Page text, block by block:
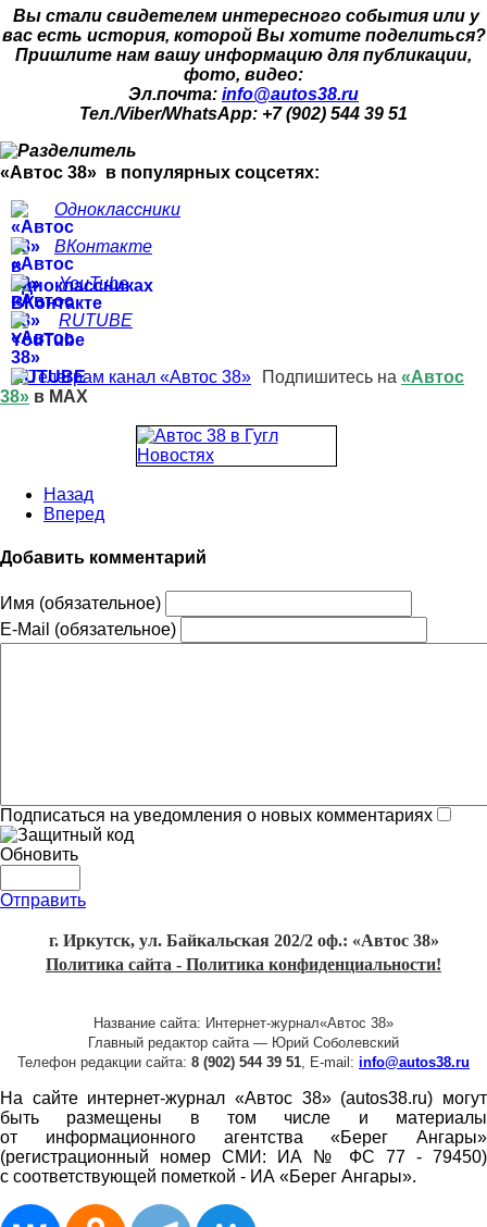
Вы стали свидетелем интересного события или у
вас есть история, которой Вы хотите поделиться?
Пришлите нам вашу информацию для публикации,
фото, видео:
Эл.почта: info@autos38.ru
Тел./Viber/WhatsApp: +7 (902) 544 39 51
«Автос 38» в популярных соцсетях:
Одноклассники
ВКонтакте
YouTube
RUTUBE
Подпишитесь на «Автос
38» в MAX
Назад
Вперед
Добавить комментарий
Имя (обязательное)
E-Mail (обязательное)
Подписаться на уведомления о новых комментариях
Обновить
Отправить
г. Иркутск, ул. Байкальская 202/2 оф.: «Автос 38»
Политика сайта - Политика конфиденциальности!
Название сайта: Интернет-журнал«Автос 38»
Главный редактор сайта — Юрий Соболевский
Телефон редакции сайта: 8 (902) 544 39 51 , E-mail: info@autos38.ru
На сайте интернет-журнал «Автос 38» (autos38.ru) могут
быть размещены в том числе и материалы
от информационного агентства «Берег Ангары»
(регистрационный номер СМИ: ИА № ФС 77 - 79450)
с соответствующей пометкой - ИА «Берег Ангары».